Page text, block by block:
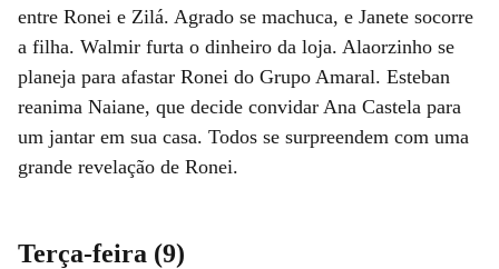
entre Ronei e Zilá. Agrado se machuca, e Janete socorre
a filha. Walmir furta o dinheiro da loja. Alaorzinho se
planeja para afastar Ronei do Grupo Amaral. Esteban
reanima Naiane, que decide convidar Ana Castela para
um jantar em sua casa. Todos se surpreendem com uma
grande revelação de Ronei.
Terça-feira (9)